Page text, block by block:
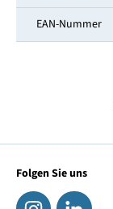
EAN-Nummer
Folgen Sie uns